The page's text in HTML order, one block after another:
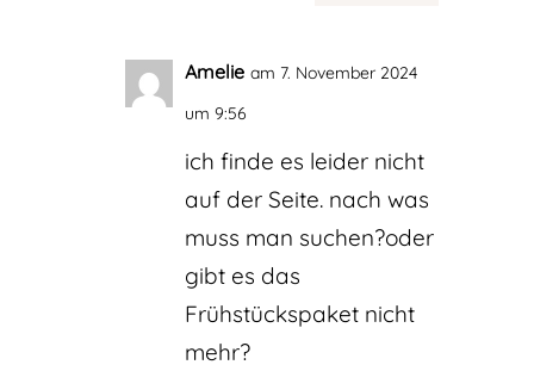
Amelie am 7. November 2024
um 9:56
ich finde es leider nicht
auf der Seite. nach was
muss man suchen?oder
gibt es das
Frühstückspaket nicht
mehr?